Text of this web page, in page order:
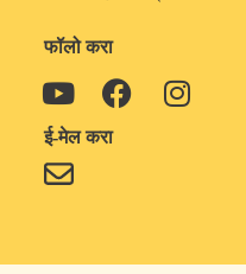
फॉलो करा
ई-मेल करा